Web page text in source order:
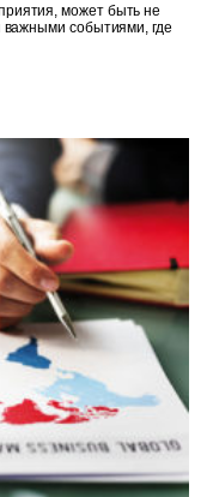
может быть не
важными событиями, где